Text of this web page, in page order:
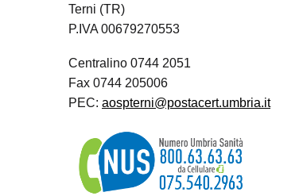
Terni (TR)
P.IVA 00679270553
Centralino 0744 2051
Fax 0744 205006
PEC: aospterni@postacert.umbria.it